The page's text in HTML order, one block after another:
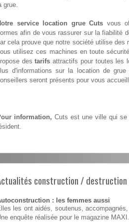
grue.
service location grue Cuts vous
afin de vous rassurer sur la fiabilité
cela prouve que notre société utilise
utilisez ces machines en toute
destarifs attractifs pour toutes les
d'informations sur la location de
seront présents pour vous
information, Cuts est une ville qui se
construction / destruction
: les femmes aussi
les ont aidés, soutenus,
enquête réalisée pour le magazine MAXI.